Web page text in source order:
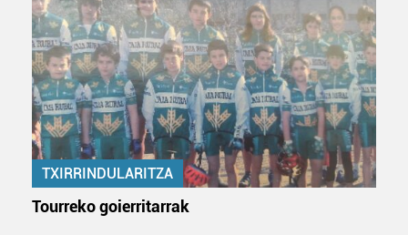
TXIRRINDULARITZA
Tourreko goierritarrak